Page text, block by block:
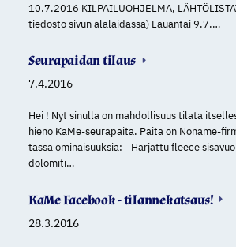
10.7.2016 KILPAILUOHJELMA,
tiedosto sivun alalaidassa) Lauantai 9.7.…
Seurapaidan tilaus
7.4.2016
Hei ! Nyt sinulla on mahdollisuus tilata
hieno KaMe-seurapaita. Paita on Noname-
tässä ominaisuuksia: - Harjattu fleece
dolomiti…
KaMe Facebook - tilannekatsaus!
28.3.2016